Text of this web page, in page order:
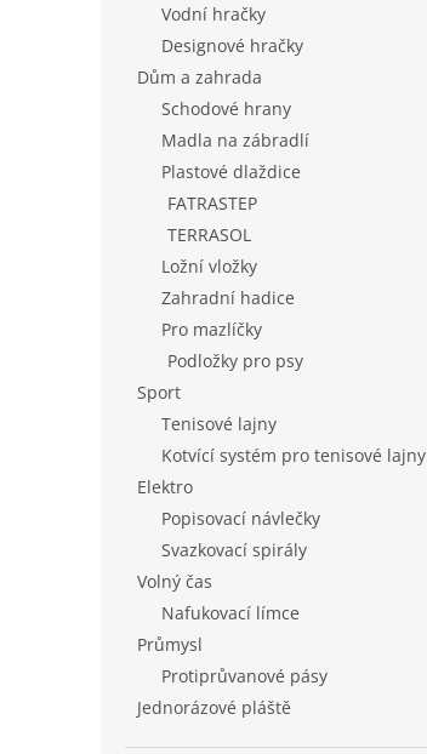
Vodní hračky
Designové hračky
Dům a zahrada
Schodové hrany
Madla na zábradlí
Plastové dlaždice
FATRASTEP
TERRASOL
Ložní vložky
Zahradní hadice
Pro mazlíčky
Podložky pro psy
Sport
Tenisové lajny
Kotvící systém pro tenisové lajny
Elektro
Popisovací návlečky
Svazkovací spirály
Volný čas
Nafukovací límce
Průmysl
Protiprůvanové pásy
Jednorázové pláště